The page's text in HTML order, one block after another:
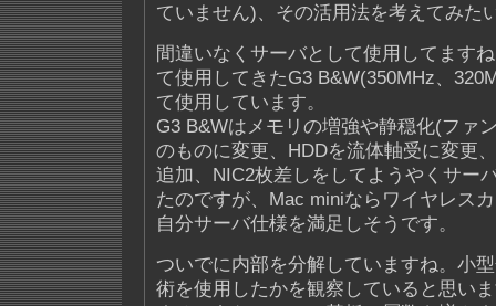
ていません)、その活用法を考えてみた
間違いなくサーバとして使用してます
て使用してきたG3 B&W(350MHz、
て使用しています。
G3 B&Wはメモリの増強や静穏化(ファ
のものに変更、HDDを流体軸受に変更
追加、NIC2枚差しをしてようやくサー
たのですが、Mac miniならワイヤレス
自分サーバ仕様を満足しそうです。
ついでに内部を分解していますね。小
術を使用したかを観察していると思い